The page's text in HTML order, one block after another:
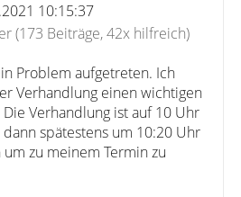
10:15:37
(173 Beiträge, 42x hilfreich)
Problem aufgetreten. Ich
Verhandlung einen wichtigen
Verhandlung ist auf 10 Uhr
spätestens um 10:20 Uhr
zu meinem Termin zu